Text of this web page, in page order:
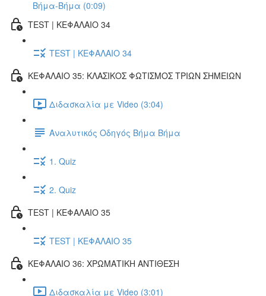
Βήμα-Βήμα (0:09)
TEST | ΚΕΦΑΛΑΙΟ 34
TEST | ΚΕΦΑΛΑΙΟ 34
ΚΕΦΑΛΑΙΟ 35: ΚΛΑΣΙΚΟΣ ΦΩΤΙΣΜΟΣ ΤΡΙΩΝ ΣΗΜΕΙΩΝ
Διδασκαλία με Video (3:04)
Αναλυτικός Οδηγός Βήμα Βήμα
1. Quiz
2. Quiz
TEST | ΚΕΦΑΛΑΙΟ 35
TEST | ΚΕΦΑΛΑΙΟ 35
ΚΕΦΑΛΑΙΟ 36: ΧΡΩΜΑΤΙΚΗ ΑΝΤΙΘΕΣΗ
Διδασκαλία με Video (3:01)